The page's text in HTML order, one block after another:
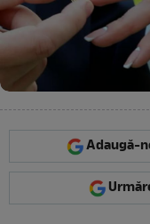
Adaugă-